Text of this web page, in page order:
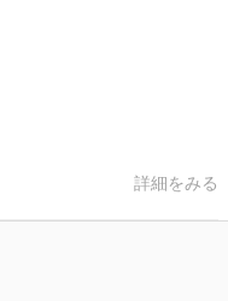
詳細をみる